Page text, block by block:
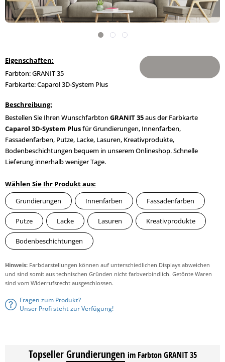
Eigenschaften:
Farbton: GRANIT 35
Farbkarte: Caparol 3D-System Plus
Beschreibung:
Bestellen Sie Ihren Wunschfarbton GRANIT 35aus der Farbkarte
Caparol 3D-System Plusfür Grundierungen, Innenfarben,
Fassadenfarben, Putze, Lacke, Lasuren, Kreativprodukte,
Bodenbeschichtungen bequem in unserem Onlineshop. Schnelle
Lieferung innerhalb weniger Tage.
Wählen Sie Ihr Produkt aus:
Grundierungen
Innenfarben Fassadenfarben
Putze Lacke Lasuren Kreativprodukte
Bodenbeschichtungen
Hinweis: Farbdarstellungen können auf unterschiedlichen Displays abweichen
und sind somit aus technischen Gründen nicht farbverbindlich. Getönte Waren
sind vom Widerrufsrecht ausgeschlossen.
Fragen zum Produkt?
Unser Profi steht zur Verfügung!
Topseller Grundierungen im Farbton GRANIT 35